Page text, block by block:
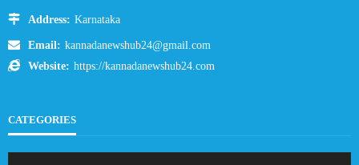
Address: Karnataka
Email: kannadanewshub24@gmail.com
Website: https://kannadanewshub24.com
CATEGORIES